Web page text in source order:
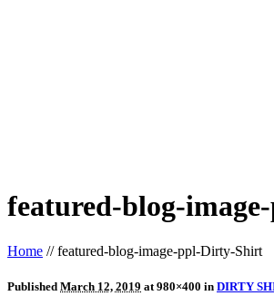
featured-blog-
Home //featured-blog-image-ppl-Dirty-Shirt
Published March 12, 2019 at 980×400 in DIRTY